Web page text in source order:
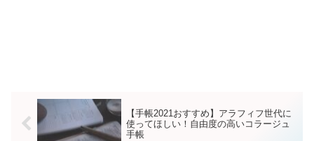
【手帳2021おすすめ】アラフィフ世代に
使ってほしい！自由度の高いコラージュ
手帳